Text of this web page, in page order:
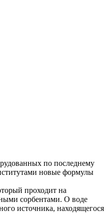
по последнему
новые формулы
проходит на
сорбентами. О воде
источника, находящегося